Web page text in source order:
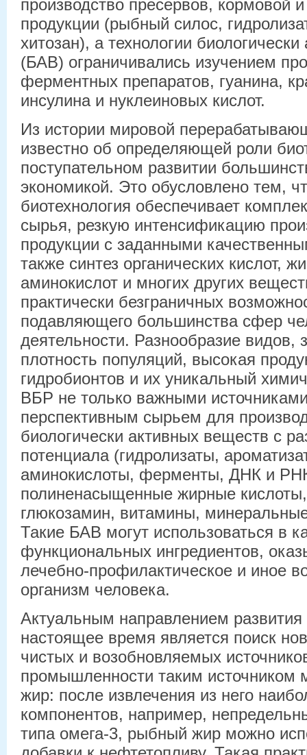
производство пресервов, кормовой
продукции (рыбный силос,
хитозан), а технологии
(БАВ) ограничивались изучением
ферментных препаратов, гуанина,
инсулина и нуклеиновых кислот.
Из истории мировой
известно об определяющей роли
поступательном развитии
экономикой. Это обусловлено тем,
биотехнология обеспечивает
сырья, резкую интенсификацию
продукции с заданными
также синтез органических кислот,
аминокислот и многих других
практически безграничных
подавляющего большинства сфер
деятельности. Разнообразие видов,
плотность популяций, высокая
гидробионтов и их уникальный
ВБР не только важными
перспективным сырьем для
биологически активных веществ c
потенциала (гидролизаты,
аминокислоты, ферменты, ДНК и
полиненасыщенные жирные кислоты,
глюкозамин, витамины,
Такие БАВ могут использоваться в
функциональных ингредиентов,
лечебно-профилактическое и иное
организм человека.
Актуальным направлением развития
настоящее время является поиск
чистых и возобновляемых
промышленности таким
жир: после извлечения из него
компонентов, например,
типа омега-3, рыбный жир можно